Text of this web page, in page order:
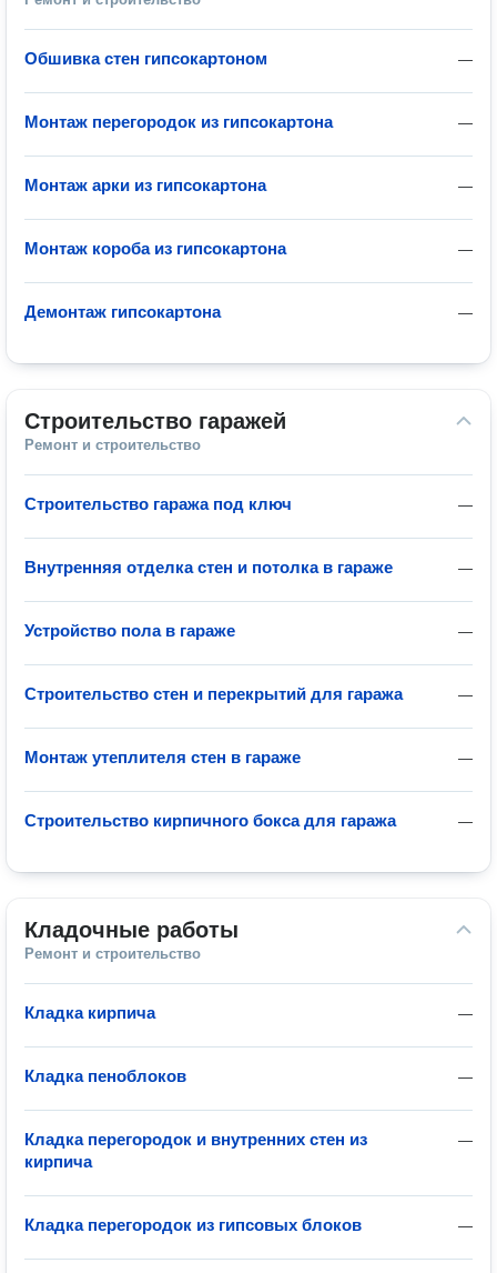
—
Обшивка стен гипсокартоном
—
Монтаж перегородок из гипсокартона
—
Монтаж арки из гипсокартона
—
Монтаж короба из гипсокартона
—
Демонтаж гипсокартона
Строительство гаражей
Ремонт и строительство
—
Строительство гаража под ключ
—
Внутренняя отделка стен и потолка в гараже
—
Устройство пола в гараже
—
Строительство стен и перекрытий для гаража
—
Монтаж утеплителя стен в гараже
—
Строительство кирпичного бокса для гаража
Кладочные работы
Ремонт и строительство
—
Кладка кирпича
—
Кладка пеноблоков
—
Кладка перегородок и внутренних стен из
кирпича
—
Кладка перегородок из гипсовых блоков